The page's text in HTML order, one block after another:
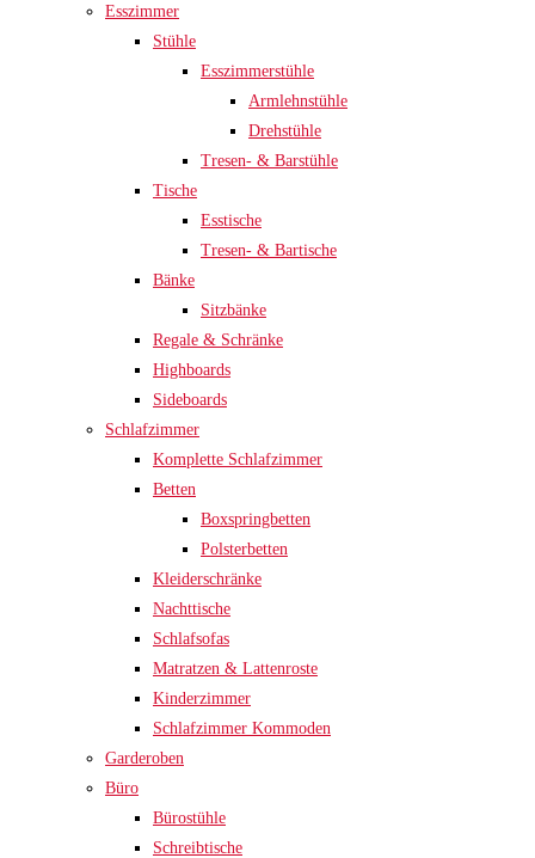
Esszimmer
Stühle
Esszimmerstühle
Armlehnstühle
Drehstühle
Tresen- & Barstühle
Tische
Esstische
Tresen- & Bartische
Bänke
Sitzbänke
Regale & Schränke
Highboards
Sideboards
Schlafzimmer
Komplette Schlafzimmer
Betten
Boxspringbetten
Polsterbetten
Kleiderschränke
Nachttische
Schlafsofas
Matratzen & Lattenroste
Kinderzimmer
Schlafzimmer Kommoden
Garderoben
Büro
Bürostühle
Schreibtische